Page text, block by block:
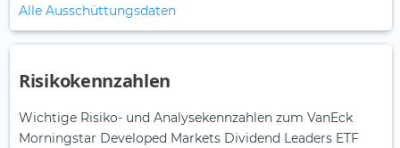
Alle Ausschüttungsdaten
Risikokennzahlen
Wichtige Risiko- und Analysekennzahlen zum VanEck
Morningstar Developed Markets Dividend Leaders ETF